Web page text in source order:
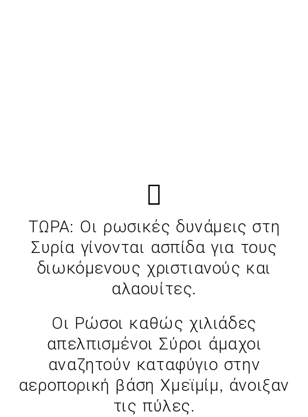
ΤΩΡΑ: Οι ρωσικές δυνάμεις στη
Συρία γίνονται ασπίδα για τους
διωκόμενους χριστιανούς και
αλαουίτες.
Οι Ρώσοι καθώς χιλιάδες
απελπισμένοι Σύροι άμαχοι
αναζητούν καταφύγιο στην
αεροπορική βάση Χμεϊμίμ, άνοιξαν
τις πύλες.